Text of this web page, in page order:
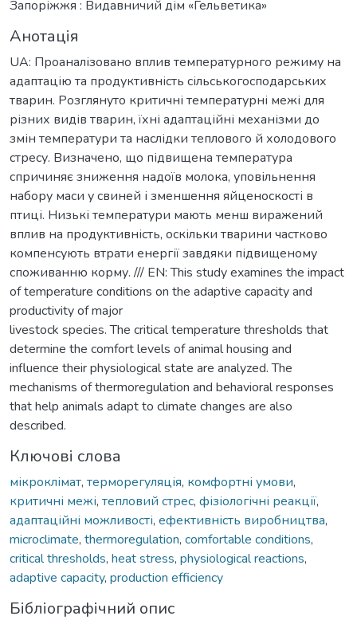
Запоріжжя : Видавничий дім «Гельветика»
Анотація
UA: Проаналізовано вплив температурного режиму на
адаптацію та продуктивність сільськогосподарських
тварин. Розглянуто критичні температурні межі для
різних видів тварин, їхні адаптаційні механізми до
змін температури та наслідки теплового й холодового
стресу. Визначено, що підвищена температура
спричиняє зниження надоїв молока, уповільнення
набору маси у свиней і зменшення яйценоскості в
птиці. Низькі температури мають менш виражений
вплив на продуктивність, оскільки тварини частково
компенсують втрати енергії завдяки підвищеному
споживанню корму. /// EN: This study examines the impact
of temperature conditions on the adaptive capacity and
productivity of major
livestock species. The critical temperature thresholds that
determine the comfort levels of animal housing and
influence their physiological state are analyzed. The
mechanisms of thermoregulation and behavioral responses
that help animals adapt to climate changes are also
described.
Ключові слова
мікроклімат, терморегуляція, комфортні умови,
критичні межі, тепловий стрес, фізіологічні реакції,
адаптаційні можливості, ефективність виробництва,
microclimate, thermoregulation, comfortable conditions,
critical thresholds, heat stress, physiological reactions,
adaptive capacity, production efficiency
Бібліографічний опис